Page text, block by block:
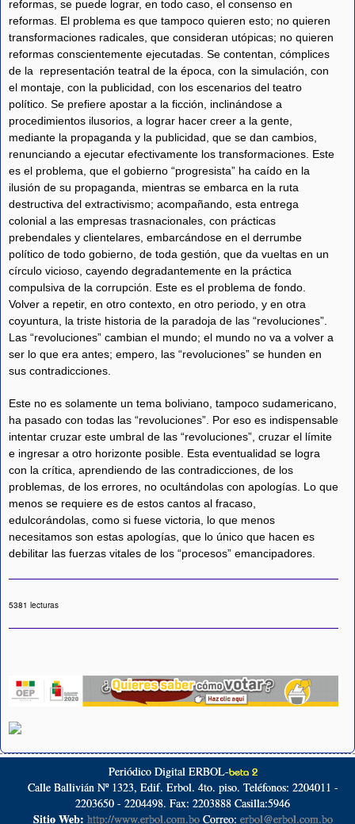
reformas, se puede lograr, en todo caso, el consenso en
reformas. El problema es que tampoco quieren esto; no quieren
transformaciones radicales, que consideran utópicas; no quieren
reformas conscientemente ejecutadas. Se contentan, cómplices
de la representación teatral de la época, con la simulación, con
el montaje, con la publicidad, con los escenarios del teatro
político. Se prefiere apostar a la ficción, inclinándose a
procedimientos ilusorios, a lograr hacer creer a la gente,
mediante la propaganda y la publicidad, que se dan cambios,
renunciando a ejecutar efectivamente los transformaciones. Este
es el problema, que el gobierno “progresista” ha caído en la
ilusión de su propaganda, mientras se embarca en la ruta
destructiva del extractivismo; acompañando, esta entrega
colonial a las empresas trasnacionales, con prácticas
prebendales y clientelares, embarcándose en el derrumbe
político de todo gobierno, de toda gestión, que da vueltas en un
círculo vicioso, cayendo degradantemente en la práctica
compulsiva de la corrupción. Este es el problema de fondo.
Volver a repetir, en otro contexto, en otro periodo, y en otra
coyuntura, la triste historia de la paradoja de las “revoluciones”.
Las “revoluciones” cambian el mundo; el mundo no va a volver a
ser lo que era antes; empero, las “revoluciones” se hunden en
sus contradicciones.
Este no es solamente un tema boliviano, tampoco sudamericano,
ha pasado con todas las “revoluciones”. Por eso es indispensable
intentar cruzar este umbral de las “revoluciones”, cruzar el límite
e ingresar a otro horizonte posible. Esta eventualidad se logra
con la crítica, aprendiendo de las contradicciones, de los
problemas, de los errores, no ocultándolas con apologías. Lo que
menos se requiere es de estos cantos al fracaso,
edulcorándolas, como si fuese victoria, lo que menos
necesitamos son estas apologías, que lo único que hacen es
debilitar las fuerzas vitales de los “procesos” emancipadores.
5381 lecturas
Periódico Digital ERBOL-beta 2
Calle Ballivián Nº 1323, Edif. Erbol. 4to. piso. Teléfonos: 2204011 -
2203650 - 2204498. Fax: 2203888 Casilla:5946
Sitio Web: http://www.erbol.com.boCorreo: erbol@erbol.com.bo